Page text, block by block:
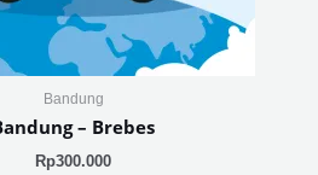
Bandung
– Brebes
Rp300.000